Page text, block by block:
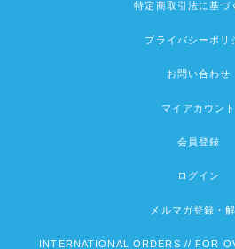
特定商取引法に基づ
プライバシーポリ
お問い合わせ
マイアカウント
会員登録
ログイン
メルマガ登録・
INTERNATIONAL ORDERS // FOR